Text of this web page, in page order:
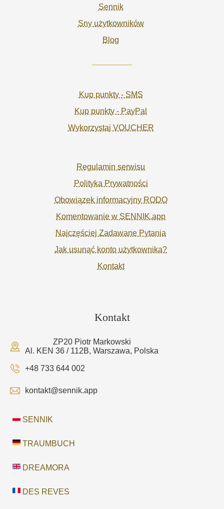
Sennik
Sny użytkowników
Blog
Kup punkty - SMS
Kup punkty - PayPal
Wykorzystaj VOUCHER
Regulamin serwisu
Polityka Prywatności
Obowiązek informacyjny RODO
Komentowanie w SENNIK.app
Najczęściej Zadawane Pytania
Jak usunąć konto użytkownika?
Kontakt
Kontakt
ZP20 Piotr Markowski
Al. KEN 36 / 112B, Warszawa, Polska
+48 733 644 002
kontakt@sennik.app
SENNIK
TRAUMBUCH
DREAMORA
DES REVES